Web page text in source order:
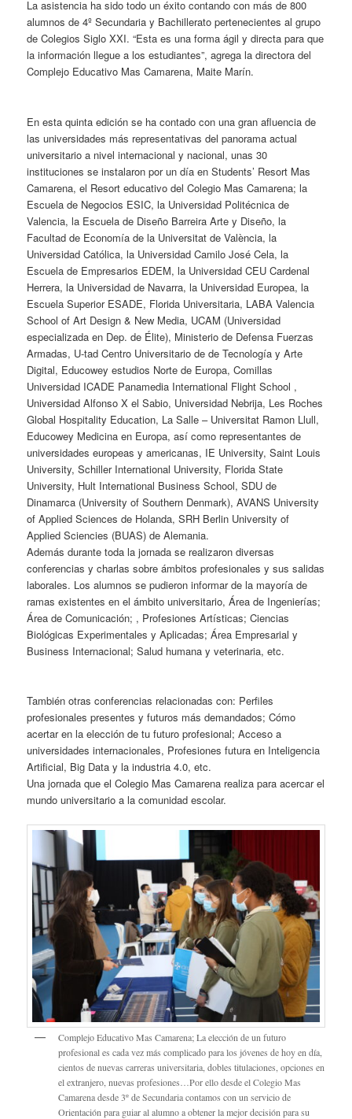
La asistencia ha sido todo un éxito contando con más de 800
alumnos de 4º Secundaria y Bachillerato pertenecientes al grupo
de Colegios Siglo XXI. “Esta es una forma ágil y directa para que
la información llegue a los estudiantes”, agrega la directora del
Complejo Educativo Mas Camarena, Maite Marín.
En esta quinta edición se ha contado con una gran afluencia de
las universidades más representativas del panorama actual
universitario a nivel internacional y nacional, unas 30
instituciones se instalaron por un día en Students’ Resort Mas
Camarena, el Resort educativo del Colegio Mas Camarena; la
Escuela de Negocios ESIC, la Universidad Politécnica de
Valencia, la Escuela de Diseño Barreira Arte y Diseño, la
Facultad de Economía de la Universitat de València, la
Universidad Católica, la Universidad Camilo José Cela, la
Escuela de Empresarios EDEM, la Universidad CEU Cardenal
Herrera, la Universidad de Navarra, la Universidad Europea, la
Escuela Superior ESADE, Florida Universitaria, LABA Valencia
School of Art Design & New Media, UCAM (Universidad
especializada en Dep. de Élite), Ministerio de Defensa Fuerzas
Armadas, U-tad Centro Universitario de de Tecnología y Arte
Digital, Educowey estudios Norte de Europa, Comillas
Universidad ICADE Panamedia International Flight School ,
Universidad Alfonso X el Sabio, Universidad Nebrija, Les Roches
Global Hospitality Education, La Salle – Universitat Ramon Llull,
Educowey Medicina en Europa, así como representantes de
universidades europeas y americanas, IE University, Saint Louis
University, Schiller International University, Florida State
University, Hult International Business School, SDU de
Dinamarca (University of Southern Denmark), AVANS University
of Applied Sciences de Holanda, SRH Berlin University of
Applied Sciencies (BUAS) de Alemania.
Además durante toda la jornada se realizaron diversas
conferencias y charlas sobre ámbitos profesionales y sus salidas
laborales. Los alumnos se pudieron informar de la mayoría de
ramas existentes en el ámbito universitario, Área de Ingenierías;
Área de Comunicación; , Profesiones Artísticas; Ciencias
Biológicas Experimentales y Aplicadas; Área Empresarial y
Business Internacional; Salud humana y veterinaria, etc.
También otras conferencias relacionadas con: Perfiles
profesionales presentes y futuros más demandados; Cómo
acertar en la elección de tu futuro profesional; Acceso a
universidades internacionales, Profesiones futura en Inteligencia
Artificial, Big Data y la industria 4.0, etc.
Una jornada que el Colegio Mas Camarena realiza para acercar el
mundo universitario a la comunidad escolar.
Complejo Educativo Mas Camarena; La elección de un futuro
profesional es cada vez más complicado para los jóvenes de hoy en día,
cientos de nuevas carreras universitaria, dobles titulaciones, opciones en
el extranjero, nuevas profesiones…Por ello desde el Colegio Mas
Camarena desde 3º de Secundaria contamos con un servicio de
Orientación para guiar al alumno a obtener la mejor decisión para su